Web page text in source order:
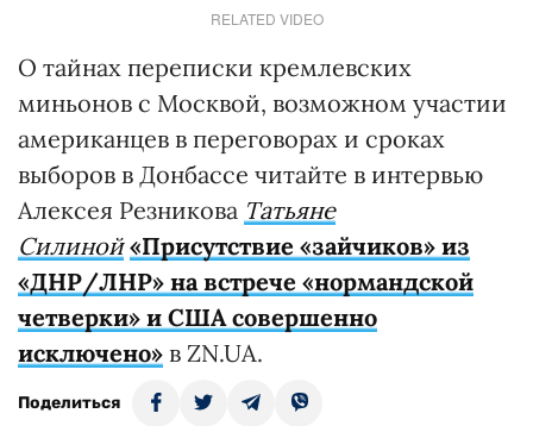
RELATED VIDEO
О тайнах переписки кремлевских
миньонов с Москвой, возможном участии
американцев в переговорах и сроках
выборов в Донбассе читайте в интервью
Алексея Резникова Татьяне
Силиной «Присутствие «зайчиков» из
«ДНР/ЛНР» на встрече «нормандской
четверки» и США совершенно
исключено» в ZN.UA.
Поделиться